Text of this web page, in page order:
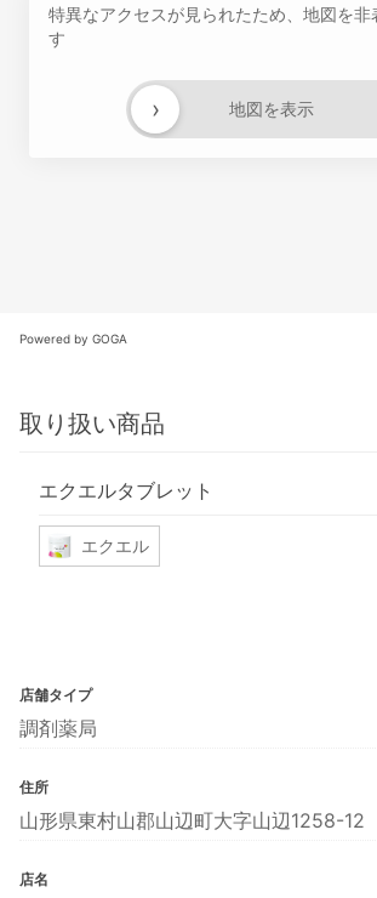
特異なアクセスが見られたため、地図を非
す
地図を表示
›
Powered by GOGA
取り扱い商品
エクエルタブレット
エクエル
店舗タイプ
調剤薬局
住所
山形県東村山郡山辺町大字山辺1258-12
店名